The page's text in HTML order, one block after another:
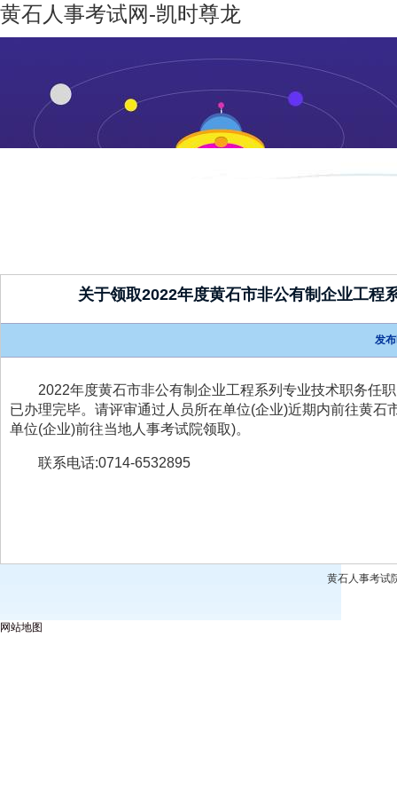
黄石人事考试网-凯时尊龙
关于领取2022年度黄石市非公有制企业工程
发
2022年度黄石市非公有制企业工程系列专业技术职务任
已办理完毕。请评审通过人员所在单位(企业)近期内前往黄石
单位(企业)前往当地人事考试院领取)。
联系电话:0714-6532895
黄石人事考试
网站地图